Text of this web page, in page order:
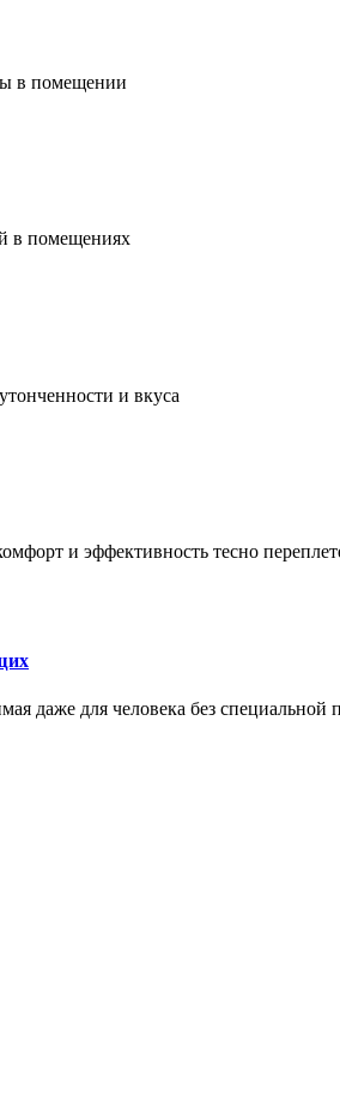
в помещении
в помещениях
и вкуса
и эффективность тесно
даже для человека без специальной